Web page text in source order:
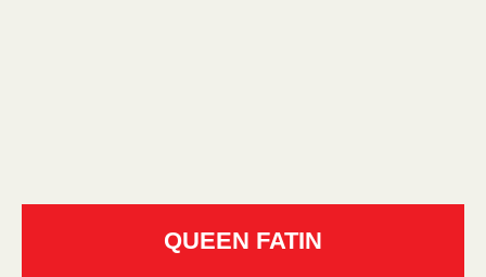
QUEEN FATIN